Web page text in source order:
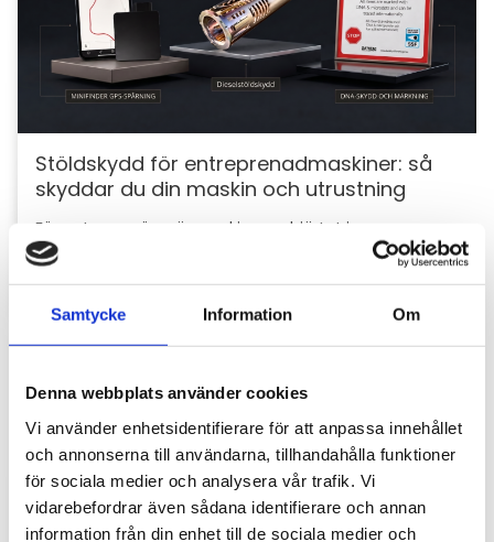
Samtycke Information Om
Denna webbplats använder cookies
Vi använder enhetsidentifierare för att anpassa innehållet
och annonserna till användarna, tillhandahålla funktioner
för sociala medier och analysera vår trafik. Vi
vidarebefordrar även sådana identifierare och annan
information från din enhet till de sociala medier och
Stöldskydd för entreprenadmaskiner: så
skyddar du din maskin och utrustning
För entreprenörer är maskinerna hjärtat i
verksamheten. Därför är det viktigt att skydda dem
mot stölder och skador som kan orsaka kostsamma
avbrott....